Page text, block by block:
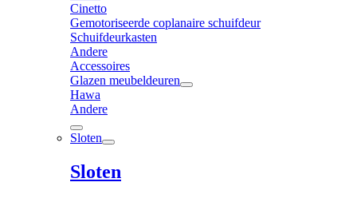
Cinetto
Gemotoriseerde coplanaire schuifdeur
Schuifdeurkasten
Andere
Accessoires
Glazen meubeldeuren
Hawa
Andere
Sloten
Sloten